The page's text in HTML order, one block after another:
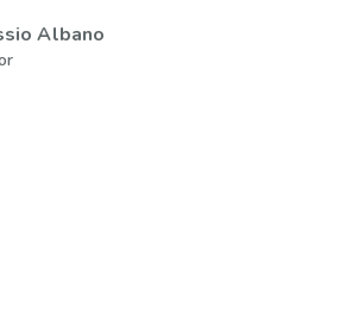
Albano